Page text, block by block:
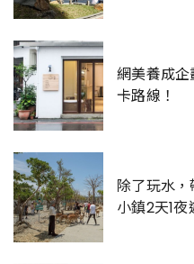
網美養成
卡路線！
除了玩水
小鎮2天1夜